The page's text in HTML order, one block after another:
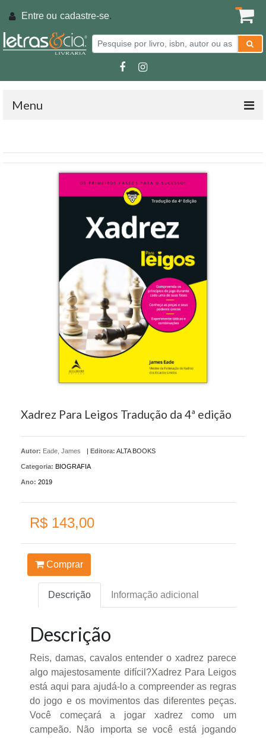
Entre ou cadastre-se.
Menu
Xadrez Para Leigos Tradução da 4ª edição
Autor: Eade, James | Editora: ALTA BOOKS
Categoria: BIOGRAFIA
Ano: 2019
R$ 143,00
Comprar
Descrição Informação adicional
Descrição
Reis, damas, cavalos entender o xadrez parece
algo majestosamente difícil?Xadrez Para Leigos
está aqui para ajudá-lo a compreender as regras
do jogo e os movimentos das diferentes peças.
Você começará a jogar xadrez como um
campeão. Não importa se você está jogando